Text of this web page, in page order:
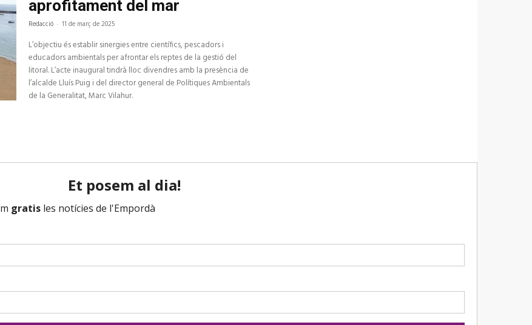
volum.
aprofitament del mar
Redacció - 11 de març de 2025
L’objectiu és establir sinergies entre científics, pescadors i
educadors ambientals per afrontar els reptes de la gestió del
litoral. L’acte inaugural tindrà lloc divendres amb la presència de
l’alcalde Lluís Puig i del director general de Polítiques Ambientals
de la Generalitat, Marc Vilahur.